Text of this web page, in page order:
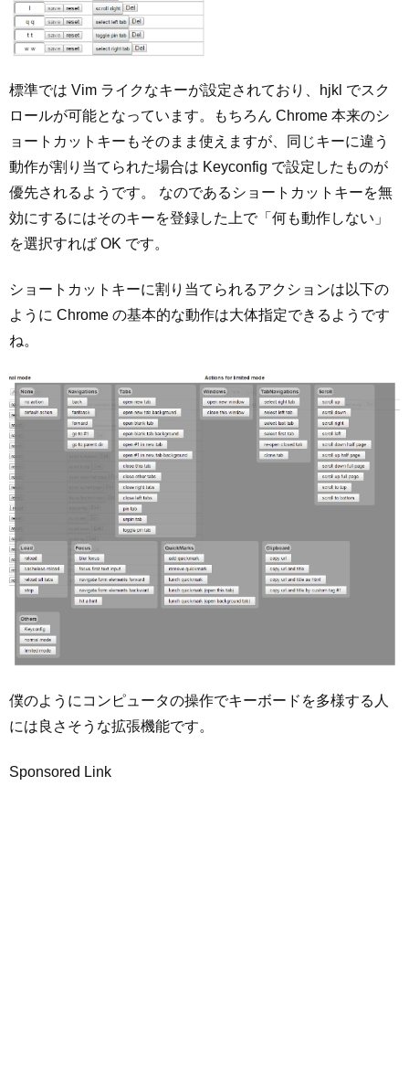
標準では Vim ライクなキーが設定されており、hjkl でスク
ロールが可能となっています。もちろん Chrome 本来のシ
ョートカットキーもそのまま使えますが、同じキーに違う
動作が割り当てられた場合は Keyconfig で設定したものが
優先されるようです。 なのであるショートカットキーを無
効にするにはそのキーを登録した上で「何も動作しない」
を選択すれば OK です。
ショートカットキーに割り当てられるアクションは以下の
ように Chrome の基本的な動作は大体指定できるようです
ね。
僕のようにコンピュータの操作でキーボードを多様する人
には良さそうな拡張機能です。
Sponsored Link